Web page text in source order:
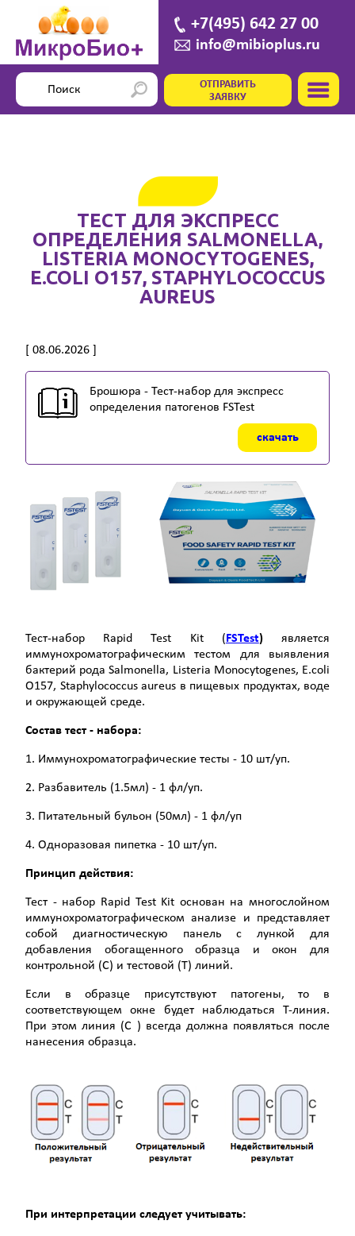
+7(495) 642 27 00
info@mibioplus.ru
ОТПРАВИТЬ
ЗАЯВКУ
ТЕСТ ДЛЯ ЭКСПРЕСС
ОПРЕДЕЛЕНИЯ SALMONELLA,
LISTERIA MONOCYTOGENES,
E.COLI O157, STAPHYLOCOCCUS
AUREUS
[ 08.06.2026 ]
Брошюра - Тест-набор для экспресс
определения патогенов FSTest
скачать
Тест-набор Rapid Test Kit (FSTest)является
иммунохроматографическим тестом для выявления
бактерий рода Salmonella, Listeria Monocytogenes, E.coli
O157, Staphylococcus aureus в пищевых продуктах, воде
и окружающей среде.
Состав тест - набора:
1. Иммунохроматографические тесты - 10 шт/уп.
2. Разбавитель (1.5мл) - 1 фл/уп.
3. Питательный бульон (50мл) - 1 фл/уп
4. Одноразовая пипетка - 10 шт/уп.
Принцип действия:
Тест - набор Rapid Test Kit основан на многослойном
иммунохроматографическом анализе и представляет
собой диагностическую панель с лункой для
добавления обогащенного образца и окон для
контрольной (С) и тестовой (Т) линий.
Если в образце присутствуют патогены, то в
соответствующем окне будет наблюдаться Т-линия.
При этом линия (C ) всегда должна появляться после
нанесения образца.
При интерпретации следует учитывать: